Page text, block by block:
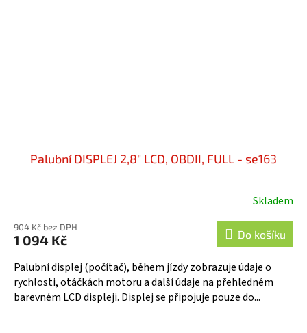
Palubní DISPLEJ 2,8" LCD, OBDII, FULL - se163
Skladem
904 Kč bez DPH
1 094 Kč Do košíku
Palubní displej (počítač), během jízdy zobrazuje údaje o
rychlosti, otáčkách motoru a další údaje na přehledném
barevném LCD displeji. Displej se připojuje pouze do...